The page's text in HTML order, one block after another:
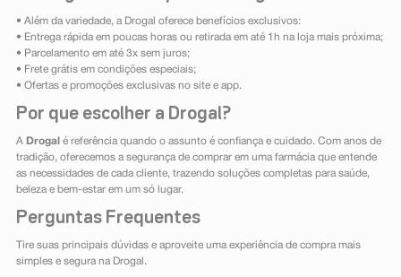
• Além da variedade, a Drogal oferece benefícios exclusivos:
• Entrega rápida em poucas horas ou retirada em até 1h na loja mais próxima;
• Parcelamento em até 3x sem juros;
• Frete grátis em condições especiais;
• Ofertas e promoções exclusivas no site e app.
Por que escolher a Drogal?
A Drogal é referência quando o assunto é confiança e cuidado. Com anos de
tradição, oferecemos a segurança de comprar em uma farmácia que entende
as necessidades de cada cliente, trazendo soluções completas para saúde,
beleza e bem-estar em um só lugar.
Perguntas Frequentes
Tire suas principais dúvidas e aproveite uma experiência de compra mais
simples e segura na Drogal.